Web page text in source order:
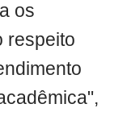
os
respeito